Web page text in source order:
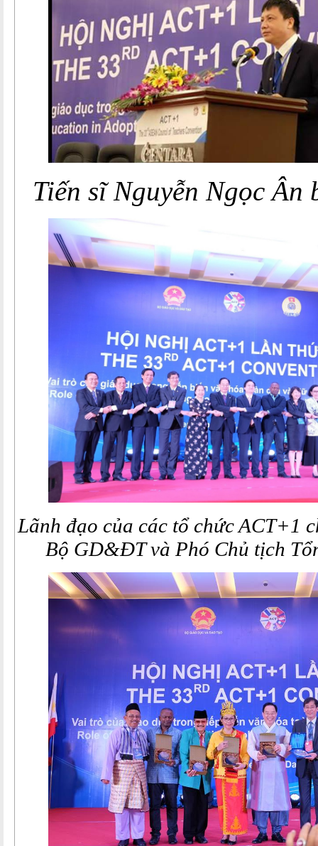
Tiến sĩ Nguyễn Ngọc Ân
Lãnh đạo của các tổ chức ACT+1
Bộ GD&ĐT và Phó Chủ tịch